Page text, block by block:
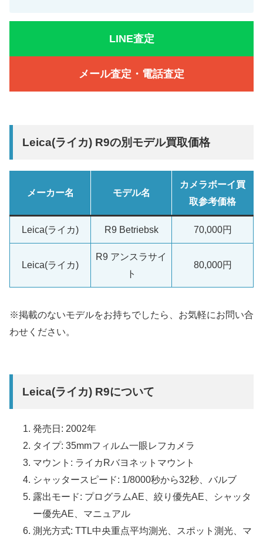
LINE査定
メール査定・電話査定
Leica(ライカ) R9の別モデル買取価格
メーカー名 モデル名
カメラボーイ買
取参考価格
Leica(ライカ) R9 Betriebsk 70,000円
Leica(ライカ)
R9 アンスラサイ
ト
80,000円
※掲載のないモデルをお持ちでしたら、お気軽にお問い合
わせください。
Leica(ライカ) R9について
発売日: 2002年
タイプ: 35mmフィルム一眼レフカメラ
マウント: ライカRバヨネットマウント
シャッタースピード: 1/8000秒から32秒、バルブ
露出モード: プログラムAE、絞り優先AE、シャッタ
ー優先AE、マニュアル
測光方式: TTL中央重点平均測光、スポット測光、マ